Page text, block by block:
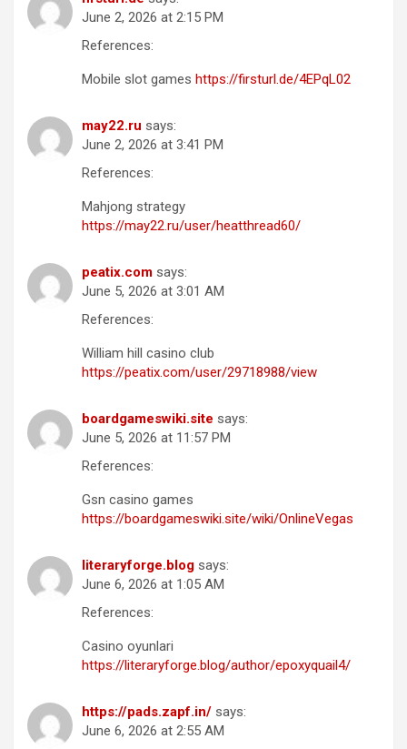
June 2, 2026 at 2:15 PM
References:
Mobile slot games https://firsturl.de/4EPqL02
may22.ru says:
June 2, 2026 at 3:41 PM
References:
Mahjong strategy
https://may22.ru/user/heatthread60/
peatix.com says:
June 5, 2026 at 3:01 AM
References:
William hill casino club
https://peatix.com/user/29718988/view
boardgameswiki.site says:
June 5, 2026 at 11:57 PM
References:
Gsn casino games
https://boardgameswiki.site/wiki/OnlineVegas
literaryforge.blog says:
June 6, 2026 at 1:05 AM
References:
Casino oyunlari
https://literaryforge.blog/author/epoxyquail4/
https://pads.zapf.in/ says:
June 6, 2026 at 2:55 AM